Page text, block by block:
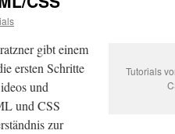
Tutorials
gibt einem
ersten Schritte
und
und CSS
zur